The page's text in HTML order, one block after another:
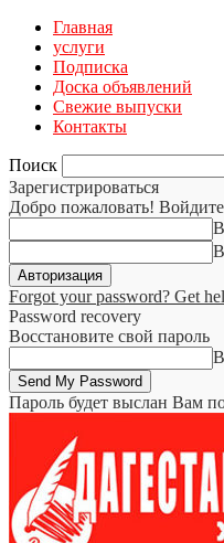
Главная
услуги
Подписка
Доска объявлений
Свежие выпуски
Контакты
Поиск
Зарегистрироваться
Добро пожаловать!
Forgot your password? Get
Password recovery
Восстановите свой пароль
Пароль будет выслан Вам